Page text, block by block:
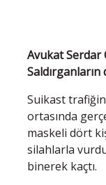
Avukat Serdar
Suikast
ortasında
maskeli dört
silahlarla
binerek kaçtı.